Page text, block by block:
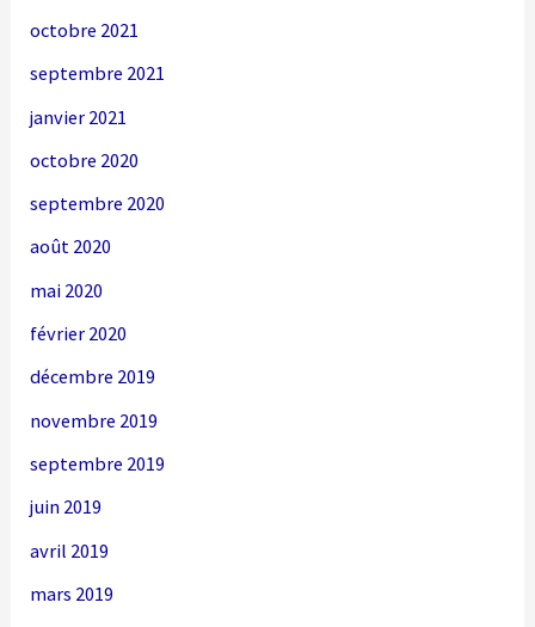
octobre 2021
septembre 2021
janvier 2021
octobre 2020
septembre 2020
août 2020
mai 2020
février 2020
décembre 2019
novembre 2019
septembre 2019
juin 2019
avril 2019
mars 2019